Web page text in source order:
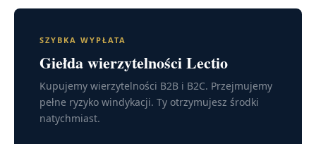
SZYBKA WYPŁATA
Giełda wierzytelności Lectio
Kupujemy wierzytelności B2B i B2C. Przejmujemy
pełne ryzyko windykacji. Ty otrzymujesz środki
natychmiast.